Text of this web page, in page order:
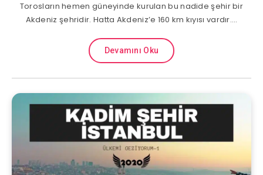
Torosların hemen güneyinde kurulan bu nadide şehir bir
Akdeniz şehridir. Hatta Akdeniz’e 160 km kıyısı vardır….
Devamını Oku